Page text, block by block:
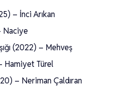
– İnci Arıkan
Naciye
(2022) – Mehveş
Hamiyet Türel
– Neriman Çaldıran